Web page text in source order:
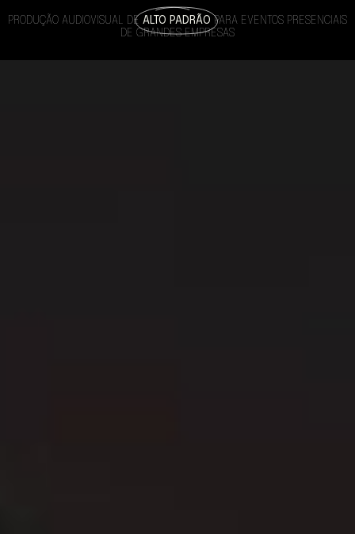
PRODUÇÃO AUDIOVISUAL DE ALTO PADRÃO PARA EVENTOS PRESENCIAIS
DE GRANDES EMPRESAS